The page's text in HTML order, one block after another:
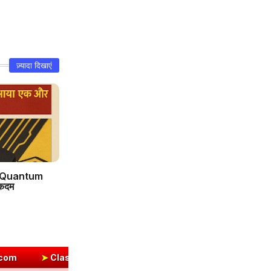
ज़्यादा दिखाएं
Chapter 2 Solutions | संयुक्त-व्यञ्जनानि (दीपकम) |